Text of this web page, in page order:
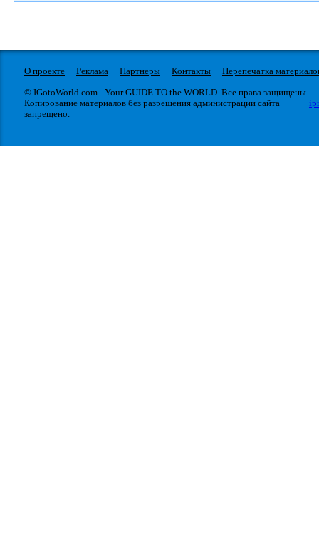
О проекте Реклама Партнеры Контакты
Перепечатка
© IGotoWorld.com - Your GUIDE TO the WORLD. Все права защищены.
Копирование материалов без разрешения администрации сайта
запрещено.